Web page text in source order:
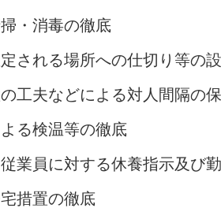
・消毒の徹底
される場所への仕切り等の
工夫などによる対人間隔の
る検温等の徹底
業員に対する休養指示及び
措置の徹底